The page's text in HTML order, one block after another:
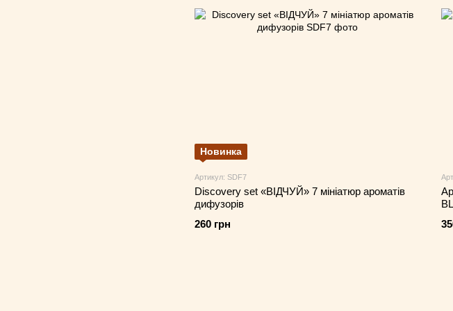
Новинка
Артикул: SDF7
Discovery set «ВІДЧУЙ» 7 мініатюр ароматів
дифузорів
260 грн